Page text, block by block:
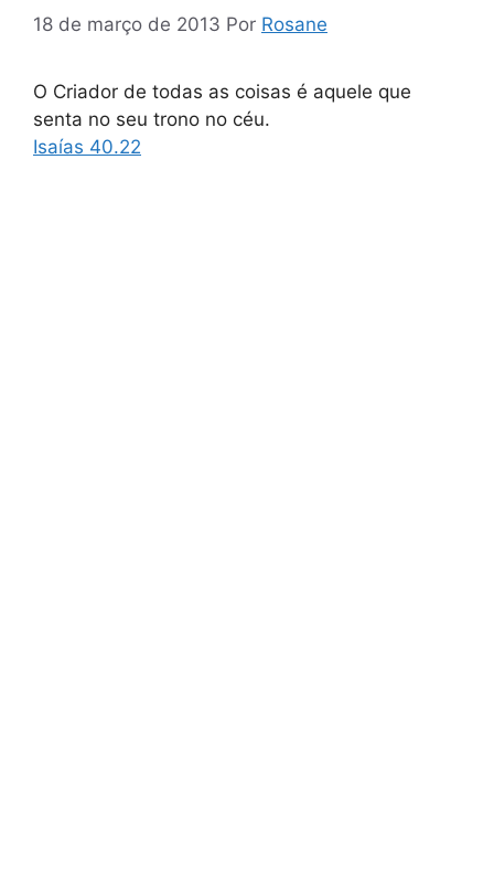
18 de março de 2013 Por Rosane
O Criador de todas as coisas é aquele que
senta no seu trono no céu.
Isaías 40.22